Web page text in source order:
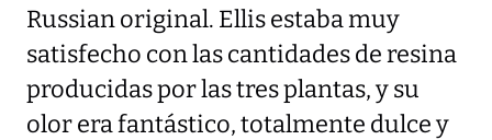
Russian original. Ellis estaba muy
satisfecho con las cantidades de resina
producidas por las tres plantas, y su
olor era fantástico, totalmente dulce y